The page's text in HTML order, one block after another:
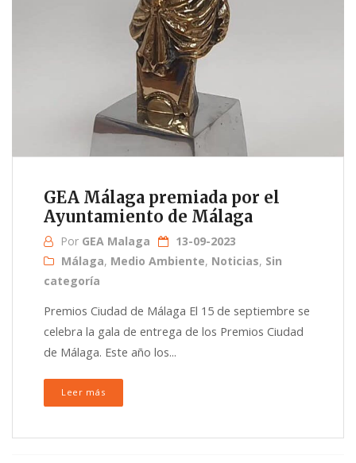
GEA Málaga premiada por el
Ayuntamiento de Málaga
Por GEA Malaga
13-09-2023
Málaga, Medio Ambiente, Noticias, Sin
categoría
Premios Ciudad de Málaga El 15 de septiembre se
celebra la gala de entrega de los Premios Ciudad
de Málaga. Este año los...
Leer más